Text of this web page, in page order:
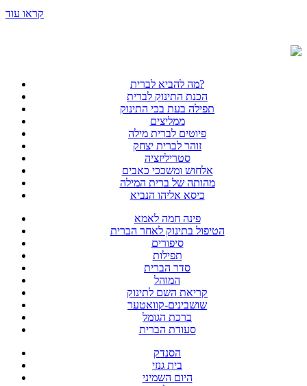
קראו עוד
מה להביא לברית?
הכנת התינוק לברית
תפילה בעת בכי התינוק
ממליצים
פיוטים לברית מילה
זוהר לברית יצחק
סטריליזציה
אלחוש ומשככי כאבים
מהותה של ברית המילה
כיסא אליהו הנביא
פינה חמה לאמא
הטיפול בתינוק לאחר הברית
סיפורים
תפילות
סדר הברית
המוהל
קריאת השם לתינוק
שושבינים-קוואטער
ברכת הגומל
סעודת הברית
הסנדק
בית גנזי
היום השמיני